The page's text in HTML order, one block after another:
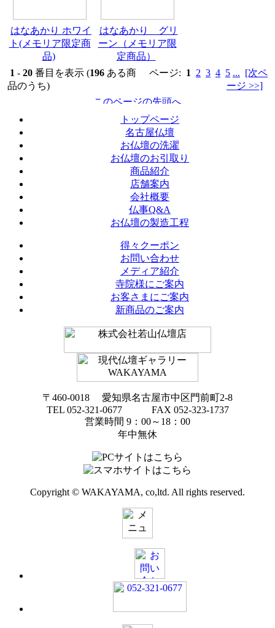
はなあかり ホワイ
ト(メモリア限定商
品)
はなあかり グリ
ーン（メモリア限
定商品）
1 - 20 番目を表示 (196 ある商
品のうち)
ページ: 1 2 3 4 5 ... [次ペ
ージ >>]
トップページ
名古屋仏壇
お仏壇の洗濯
お仏壇のお引取り
商品紹介
店舗案内
会社概要
仏事Q&A
お仏壇の製造工程
得々クーポン
お問い合わせ
メディア紹介
寺院様にご案内
お客さまにご案内
新商品のご案内
〒460-0018 愛知県名古屋市中区門前町2-8
TEL 052-321-0677 FAX 052-323-1737
営業時間 9：00～18：00
年中無休
Copyright © WAKAYAMA, co,ltd. All rights reserved.